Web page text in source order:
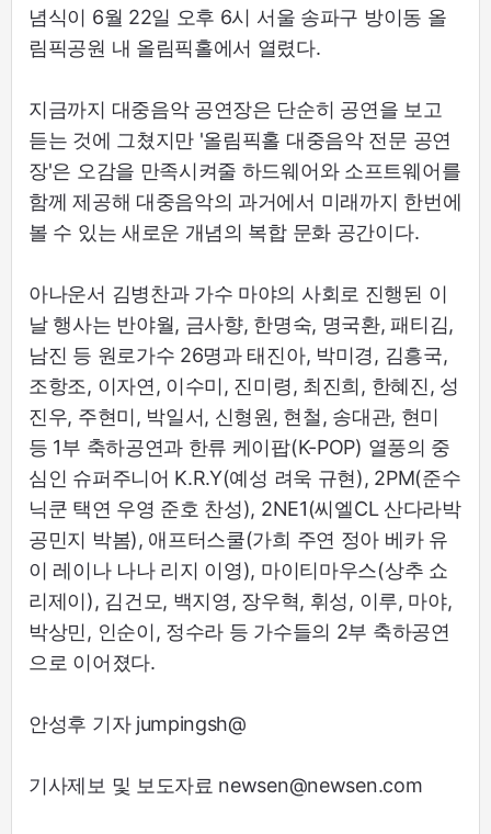
념식이 6월 22일 오후 6시 서울 송파구 방이동 올
림픽공원 내 올림픽홀에서 열렸다.
지금까지 대중음악 공연장은 단순히 공연을 보고
듣는 것에 그쳤지만 '올림픽홀 대중음악 전문 공연
장'은 오감을 만족시켜줄 하드웨어와 소프트웨어를
함께 제공해 대중음악의 과거에서 미래까지 한번에
볼 수 있는 새로운 개념의 복합 문화 공간이다.
아나운서 김병찬과 가수 마야의 사회로 진행된 이
날 행사는 반야월, 금사향, 한명숙, 명국환, 패티김,
남진 등 원로가수 26명과 태진아, 박미경, 김흥국,
조항조, 이자연, 이수미, 진미령, 최진희, 한혜진, 성
진우, 주현미, 박일서, 신형원, 현철, 송대관, 현미
등 1부 축하공연과 한류 케이팝(K-POP) 열풍의 중
심인 슈퍼주니어 K.R.Y(예성 려욱 규현), 2PM(준수
닉쿤 택연 우영 준호 찬성), 2NE1(씨엘CL 산다라박
공민지 박봄), 애프터스쿨(가희 주연 정아 베카 유
이 레이나 나나 리지 이영), 마이티마우스(상추 쇼
리제이), 김건모, 백지영, 장우혁, 휘성, 이루, 마야,
박상민, 인순이, 정수라 등 가수들의 2부 축하공연
으로 이어졌다.
안성후 기자 jumpingsh@
기사제보 및 보도자료 newsen@newsen.com